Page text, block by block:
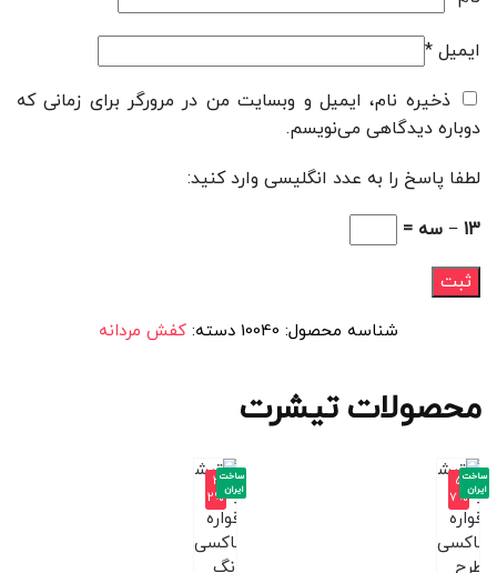
ایمیل *
ذخیره نام، ایمیل و وبسایت من در مرورگر برای زمانی که
دوباره دیدگاهی می‌نویسم.
لطفا پاسخ را به عدد انگلیسی وارد کنید:
13 − سه =
شناسه محصول: 10040 دسته: کفش مردانه
محصولات تیشرت
-5
7%
ساخت
ایران
-3
2%
ساخت
ایران